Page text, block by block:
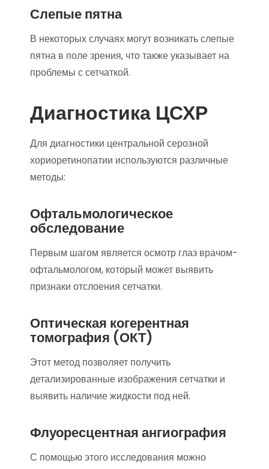
Слепые пятна
В некоторых случаях могут возникать слепые
пятна в поле зрения, что также указывает на
проблемы с сетчаткой.
Диагностика ЦСХР
Для диагностики центральной серозной
хориоретинопатии используются различные
методы:
Офтальмологическое
обследование
Первым шагом является осмотр глаз врачом-
офтальмологом, который может выявить
признаки отслоения сетчатки.
Оптическая когерентная
томография (ОКТ)
Этот метод позволяет получить
детализированные изображения сетчатки и
выявить наличие жидкости под ней.
Флуоресцентная ангиография
С помощью этого исследования можно